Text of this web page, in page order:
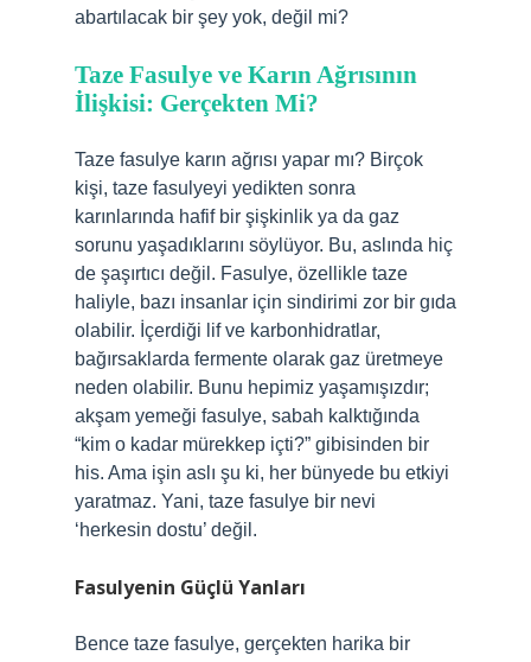
abartılacak bir şey yok, değil mi?
Taze Fasulye ve Karın Ağrısının
İlişkisi: Gerçekten Mi?
Taze fasulye karın ağrısı yapar mı? Birçok
kişi, taze fasulyeyi yedikten sonra
karınlarında hafif bir şişkinlik ya da gaz
sorunu yaşadıklarını söylüyor. Bu, aslında hiç
de şaşırtıcı değil. Fasulye, özellikle taze
haliyle, bazı insanlar için sindirimi zor bir gıda
olabilir. İçerdiği lif ve karbonhidratlar,
bağırsaklarda fermente olarak gaz üretmeye
neden olabilir. Bunu hepimiz yaşamışızdır;
akşam yemeği fasulye, sabah kalktığında
“kim o kadar mürekkep içti?” gibisinden bir
his. Ama işin aslı şu ki, her bünyede bu etkiyi
yaratmaz. Yani, taze fasulye bir nevi
‘herkesin dostu’ değil.
Fasulyenin Güçlü Yanları
Bence taze fasulye, gerçekten harika bir